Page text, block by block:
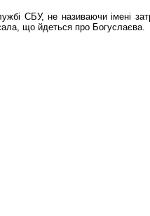
СБУ, не називаючи імені
що йдеться про Богуслаєва.